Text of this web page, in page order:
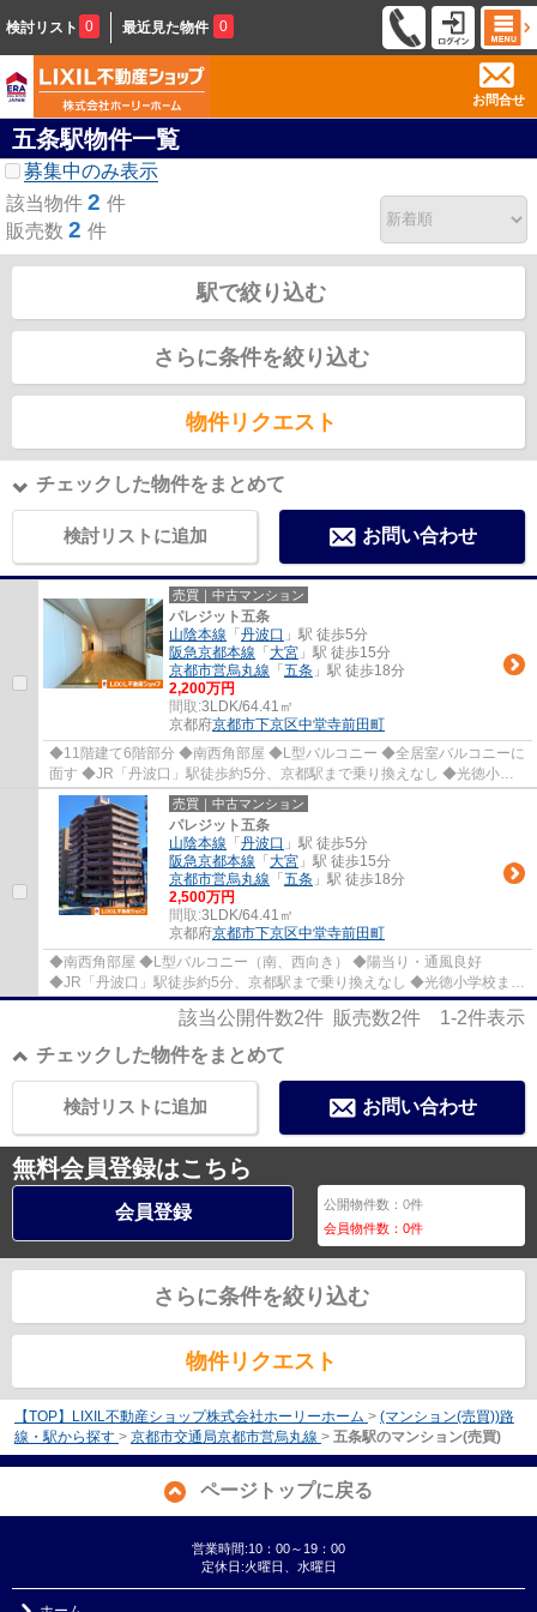
検討リスト 0 最近見た物件 0
お問合せ
五条駅物件一覧
募集中のみ表示
該当物件 2 件
販売数 2 件
駅で絞り込む
さらに条件を絞り込む
物件リクエスト
チェックした物件をまとめて
検討リストに追加 お問い合わせ
売買｜中古マンション
パレジット五条
山陰本線 「 丹波口 」駅 徒歩5分
阪急京都本線 「 大宮 」駅 徒歩15分
京都市営烏丸線 「 五条 」駅 徒歩18分
2,200万円
間取:3LDK/64.41㎡
京都府京都市下京区中堂寺前田町
◆11階建て6階部分 ◆南西角部屋 ◆L型バルコニー ◆全居室バルコニーに
面す ◆JR「丹波口」駅徒歩約5分、京都駅まで乗り換えなし ◆光徳小学
校まで徒歩約4分、お子様の通学も安心立地 ◆徒歩...
売買｜中古マンション
パレジット五条
山陰本線 「 丹波口 」駅 徒歩5分
阪急京都本線 「 大宮 」駅 徒歩15分
京都市営烏丸線 「 五条 」駅 徒歩18分
2,500万円
間取:3LDK/64.41㎡
京都府京都市下京区中堂寺前田町
◆南西角部屋 ◆L型バルコニー（南、西向き） ◆陽当り・通風良好
◆JR「丹波口」駅徒歩約5分、京都駅まで乗り換えなし ◆光徳小学校まで
徒歩約4分、お子様の通学も安心立地 ◆徒歩約7分圏内...
該当公開件数2件 販売数2件 1-2件表示
チェックした物件をまとめて
お問い合わせ
検討リストに追加
無料会員登録はこちら
会員登録 公開物件数：0件
会員物件数：0件
さらに条件を絞り込む
物件リクエスト
【TOP】LIXIL不動産ショップ株式会社ホーリーホーム > (マンション(売買))路
線・駅から探す > 京都市交通局京都市営烏丸線 > 五条駅のマンション(売買)
ページトップに戻る
営業時間:10：00～19：00
定休日:火曜日、水曜日